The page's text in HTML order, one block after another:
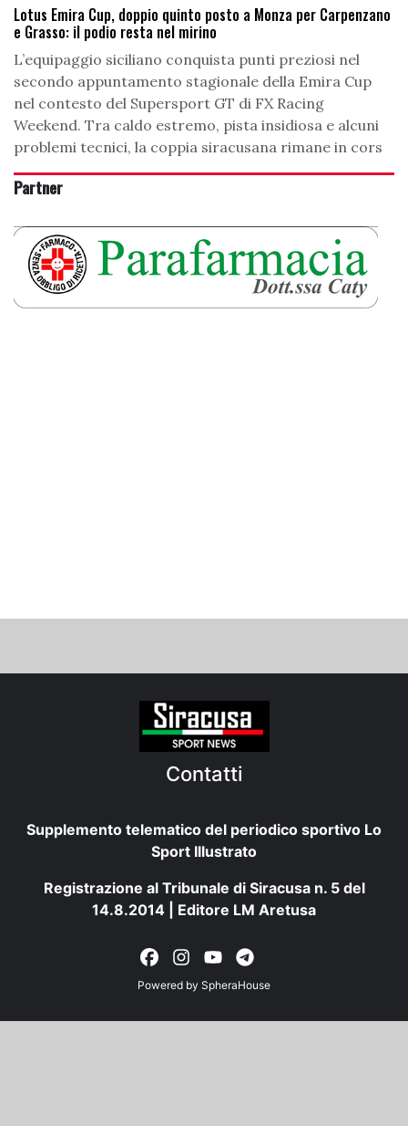
Lotus Emira Cup, doppio quinto posto a Monza per Carpenzano
e Grasso: il podio resta nel mirino
L’equipaggio siciliano conquista punti preziosi nel
secondo appuntamento stagionale della Emira Cup
nel contesto del Supersport GT di FX Racing
Weekend. Tra caldo estremo, pista insidiosa e alcuni
problemi tecnici, la coppia siracusana rimane in cors
Partner
Contatti
Supplemento telematico del periodico sportivo Lo
Sport Illustrato
Registrazione al Tribunale di Siracusa n. 5 del
14.8.2014 | Editore LM Aretusa
Powered by SpheraHouse